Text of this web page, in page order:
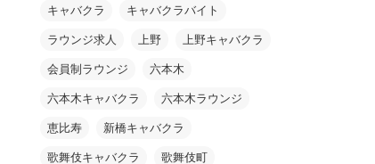
キャバクラ キャバクラバイト
ラウンジ求人 上野 上野キャバクラ
会員制ラウンジ 六本木
六本木キャバクラ 六本木ラウンジ
恵比寿 新橋キャバクラ
歌舞伎キャバクラ 歌舞伎町